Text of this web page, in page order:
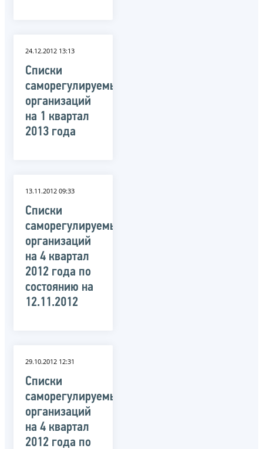
24.12.2012 13:13
Списки
саморегулируемых
организаций
на 1 квартал
2013 года
13.11.2012 09:33
Списки
саморегулируемых
организаций
на 4 квартал
2012 года по
состоянию на
12.11.2012
29.10.2012 12:31
Списки
саморегулируемых
организаций
на 4 квартал
2012 года по